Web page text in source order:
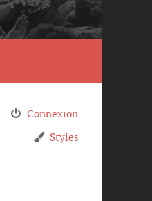
Connexion
Styles